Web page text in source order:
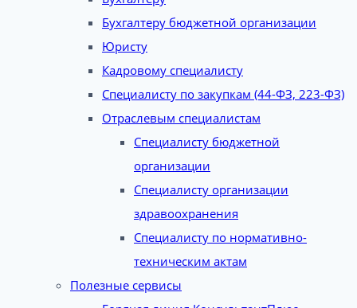
Бухгалтеру бюджетной организации
Юристу
Кадровому специалисту
Специалисту по закупкам (44-ФЗ, 223-ФЗ)
Отраслевым специалистам
Специалисту бюджетной
организации
Специалисту организации
здравоохранения
Специалисту по нормативно-
техническим актам
Полезные сервисы